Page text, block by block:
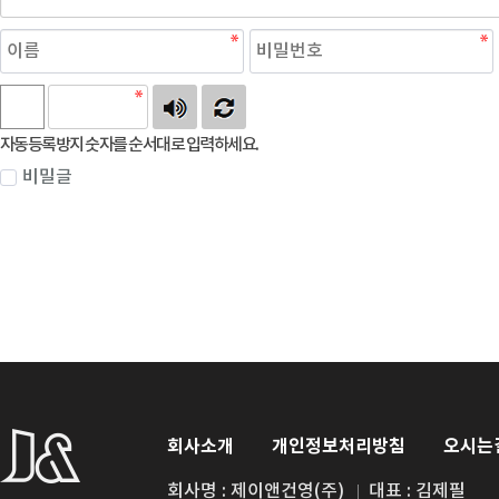
자동등록방지 숫자를 순서대로 입력하세요.
비밀글
회사소개 개인정보처리방침 오시는
회사명 : 제이앤건영(주) 대표 : 김제필